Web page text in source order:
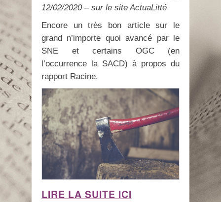
12/02/2020 – sur le site ActuaLitté
Encore un très bon article sur le
grand n’importe quoi avancé par le
SNE et certains OGC (en
l’occurrence la SACD) à propos du
rapport Racine.
LIRE LA SUITE ICI